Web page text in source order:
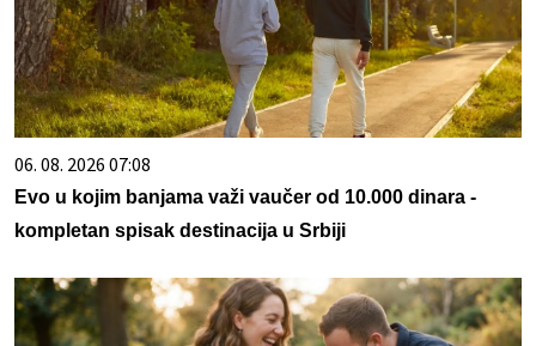
06. 08. 2026 07:08
Evo u kojim banjama važi vaučer od 10.000 dinara -
kompletan spisak destinacija u Srbiji